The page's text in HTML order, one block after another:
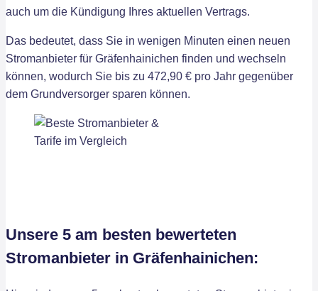
auch um die Kündigung Ihres aktuellen Vertrags.
Das bedeutet, dass Sie in wenigen Minuten einen neuen
Stromanbieter für Gräfenhainichen finden und wechseln
können, wodurch Sie bis zu 472,90 € pro Jahr gegenüber
dem Grundversorger sparen können.
Unsere 5 am besten bewerteten
Stromanbieter in Gräfenhainichen: